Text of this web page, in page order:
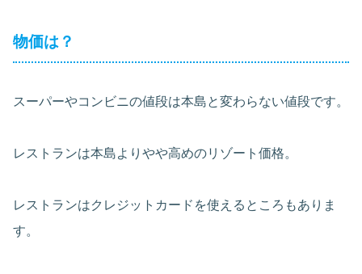
物価は？
スーパーやコンビニの値段は本島と変わらない値段です。
レストランは本島よりやや高めのリゾート価格。
レストランはクレジットカードを使えるところもありま
す。